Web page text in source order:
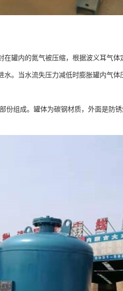
在罐内的氮气被压缩，根据波义耳气
水。当水流失压力减低时膨胀罐内气
份组成。罐体为碳钢材质，外面是防